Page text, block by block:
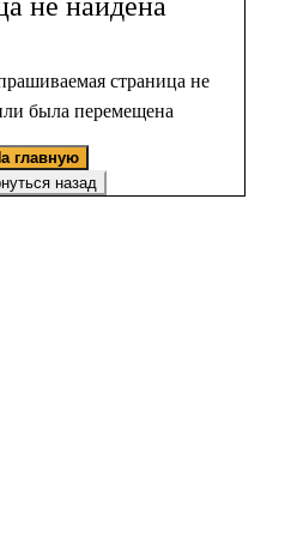
страница не
была перемещена
главную
назад